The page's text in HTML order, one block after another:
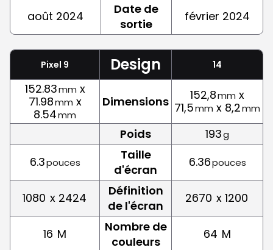
août 2024
Date de
sortie
février 2024
Pixel 9 Design 14
152.83mm x
71.98mm x
8.54mm
Dimensions 152,8mm x
71,5mm x 8,2mm
Poids 193g
6.3pouces
Taille
d'écran
6.36pouces
1080 x 2424
Définition
de l'écran
2670 x 1200
16 M
Nombre de
couleurs
64 M